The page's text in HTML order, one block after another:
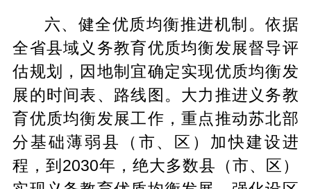
六、健全优质均衡推进机制。依据
全省县域义务教育优质均衡发展督导评
估规划，因地制宜确定实现优质均衡发
展的时间表、路线图。大力推进义务教
育优质均衡发展工作，重点推动苏北部
分基础薄弱县（市、区）加快建设进
程，到2030年，绝大多数县（市、区）